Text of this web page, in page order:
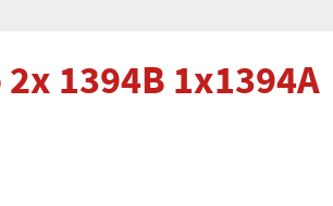
1394B 1x1394A